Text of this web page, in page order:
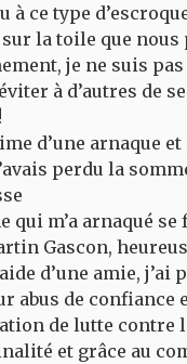
à ce type
la toile que
je ne suis
à d’autres de
d’une arnaque et
perdu la
qui m’a arnaqué se
Gascon,
d’une amie, j’ai
abus de confiance
de lutte contre
et grâce au